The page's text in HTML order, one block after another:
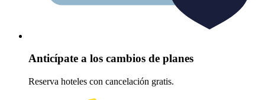
Anticípate a los cambios de planes
Reserva hoteles con cancelación gratis.